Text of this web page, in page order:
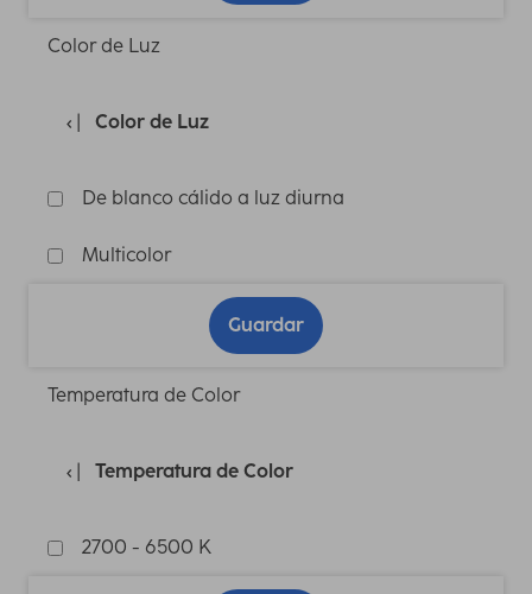
Color de Luz
Color de Luz
De blanco cálido a luz diurna
Multicolor
Guardar
Temperatura de Color
Temperatura de Color
2700 - 6500 K